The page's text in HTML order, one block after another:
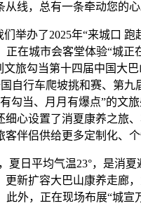
线，总有一条牵动您的
办了2025年“来城口 跑
在城市会客堂体验“城正
旅勾当第十四届中国大
自行车爬坡挑和赛、第九
勾当、月月有爆点”的文
心设置了消夏康养之旅
伴侣供给更多定制化、个
平均气温23°，是消夏
新扩容大巴山康养走廊
外，正在现场布展“城宣